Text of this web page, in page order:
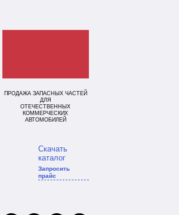
ПРОДАЖА ЗАПАСНЫХ ЧАСТЕЙ
ДЛЯ
ОТЕЧЕСТВЕННЫХ
КОММЕРЧЕСКИХ
АВТОМОБИЛЕЙ
Скачать
каталог
Запросить
прайс